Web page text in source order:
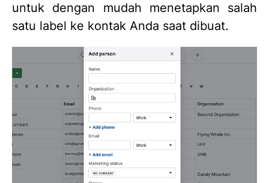
untuk dengan mudah menetapkan salah
satu label ke kontak Anda saat dibuat.